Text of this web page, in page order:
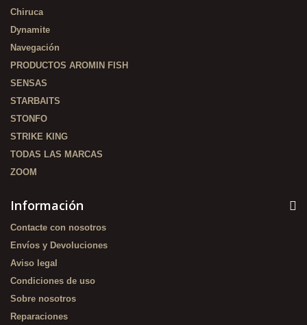
Chiruca
Dynamite
Navegación
PRODUCTOS AROMIN FISH
SENSAS
STARBAITS
STONFO
STRIKE KING
TODAS LAS MARCAS
ZOOM
Información
Contacte con nosotros
Envíos y Devoluciones
Aviso legal
Condiciones de uso
Sobre nosotros
Reparaciones